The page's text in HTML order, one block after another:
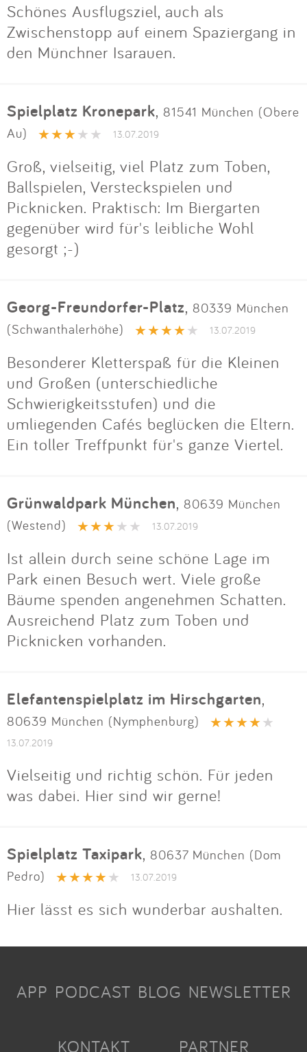
Schönes Ausflugsziel, auch als
Zwischenstopp auf einem Spaziergang in
den Münchner Isarauen.
Spielplatz Kronepark, 81541 München (Obere
Au)
13.07.2019
Groß, vielseitig, viel Platz zum Toben,
Ballspielen, Versteckspielen und
Picknicken. Praktisch: Im Biergarten
gegenüber wird für's leibliche Wohl
gesorgt ;-)
Georg-Freundorfer-Platz, 80339 München
(Schwanthalerhöhe)
13.07.2019
Besonderer Kletterspaß für die Kleinen
und Großen (unterschiedliche
Schwierigkeitsstufen) und die
umliegenden Cafés beglücken die Eltern.
Ein toller Treffpunkt für's ganze Viertel.
Grünwaldpark München, 80639 München
(Westend)
13.07.2019
Ist allein durch seine schöne Lage im
Park einen Besuch wert. Viele große
Bäume spenden angenehmen Schatten.
Ausreichend Platz zum Toben und
Picknicken vorhanden.
Elefantenspielplatz im Hirschgarten,
80639 München (Nymphenburg)
13.07.2019
Vielseitig und richtig schön. Für jeden
was dabei. Hier sind wir gerne!
Spielplatz Taxipark, 80637 München (Dom
Pedro)
13.07.2019
Hier lässt es sich wunderbar aushalten.
APP PODCAST BLOG NEWSLETTER
KONTAKT PARTNER